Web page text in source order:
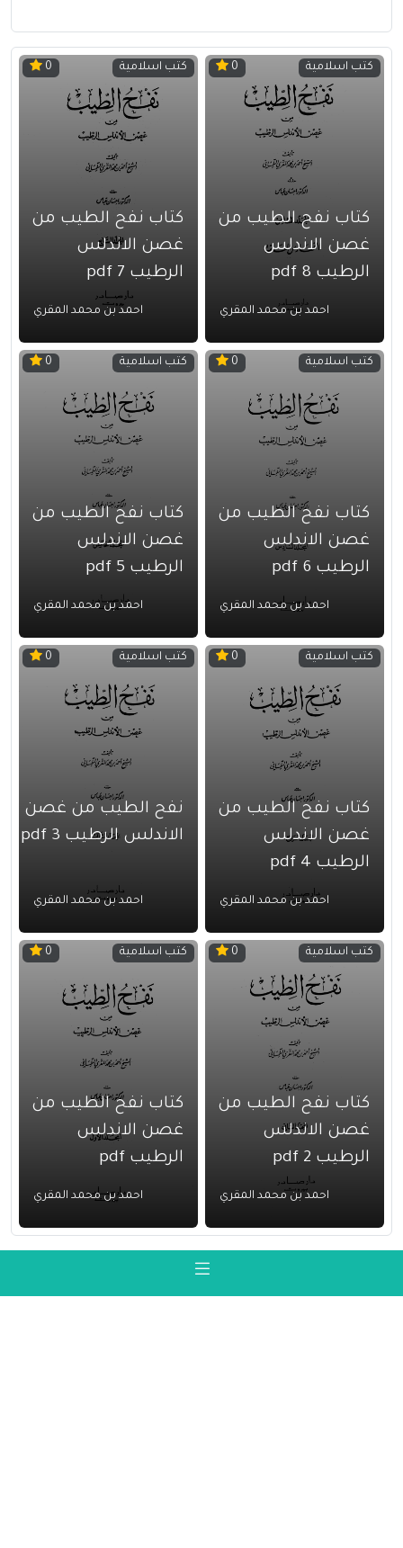
كتب اسلامية 0
كتاب نفح الطيب من
غصن الاندلس
الرطيب 8 pdf
احمد بن محمد المقري
كتب اسلامية 0
كتاب نفح الطيب من
غصن الاندلس
الرطيب 7 pdf
احمد بن محمد المقري
كتب اسلامية 0
كتاب نفح الطيب من
غصن الاندلس
الرطيب 6 pdf
احمد بن محمد المقري
كتب اسلامية 0
كتاب نفح الطيب من
غصن الاندلس
الرطيب 5 pdf
احمد بن محمد المقري
كتب اسلامية 0
كتاب نفح الطيب من
غصن الاندلس
الرطيب 4 pdf
احمد بن محمد المقري
كتب اسلامية 0
نفح الطيب من غصن
الاندلس الرطيب 3 pdf
احمد بن محمد المقري
كتب اسلامية 0
كتاب نفح الطيب من
غصن الاندلس
الرطيب 2 pdf
احمد بن محمد المقري
كتب اسلامية 0
كتاب نفح الطيب من
غصن الاندلس
الرطيب pdf
احمد بن محمد المقري